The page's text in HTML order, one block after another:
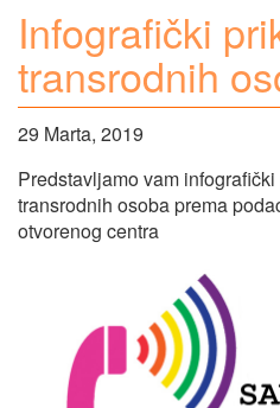
Infografički
transrodnih
29 Marta, 2019
Predstavljamo vam
transrodnih osoba prema
otvorenog centra